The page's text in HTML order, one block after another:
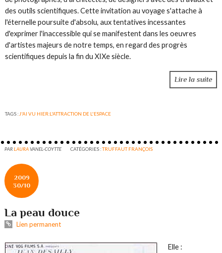
des outils scientifiques. Cette invitation au voyage s'attache à
l'éternelle poursuite d'absolu, aux tentatives incessantes
d'exprimer l'inaccessible qui se manifestent dans les oeuvres
d'artistes majeurs de notre temps, en regard des progrès
scientifiques depuis la fin du XIXe siècle.
Lire la suite
TAGS : J'AI VU HIER:L'ATTRACTION DE L'ESPACE
PARLAURAVANEL-COYTTE CATÉGORIES :TRUFFAUT FRANÇOIS
2009
30/10
La peau douce
Lien permanent
Elle :